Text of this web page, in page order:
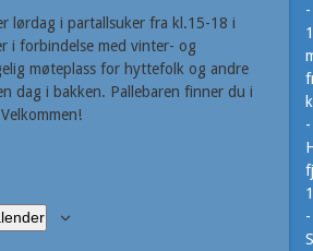
lørdag i partallsuker fra kl.15-18 i
i forbindelse med vinter- og
møteplass for hyttefolk og andre
dag i bakken. Pallebaren finner du i
-
-
-